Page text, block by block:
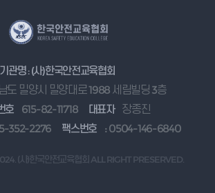
기관명 : (사)한국안전교육협회
도 밀양시 밀양대로 1988 세림빌딩 3층
호
615-82-11718 대표자 장종진
352-2276 팩스번호 : 0504-146-6840
(사)한국안전교육협회 ALL RIGHT PRESERVED.